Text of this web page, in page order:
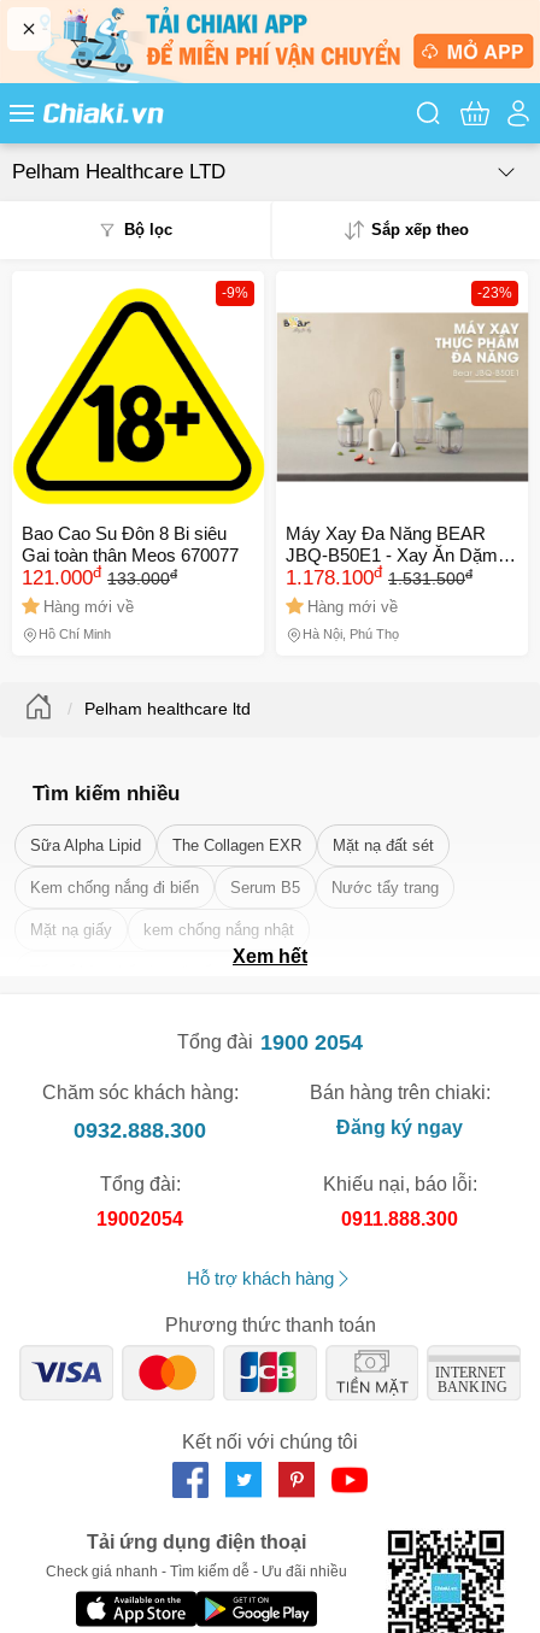
Tìm kiếm
Pelham Healthcare LTD
Bộ lọc Sắp xếp theo
Phổ biến
Giá từ thấp - cao
Giá từ cao - thấp
-9%
Bao Cao Su Đôn 8 Bi siêu
Gai toàn thân Meos 670077
121.000đ 133.000đ
Hàng mới về
Hồ Chí Minh
-23%
Máy Xay Đa Năng BEAR
JBQ-B50E1 - Xay Ăn Dặm,
Cháo, Tỏi Ớt, Đánh Trứng,
Inox 304, Công Suất 500W,
Tiện Lợi, Tháo Rời Dễ Vệ
Sinh
1.178.100đ 1.531.500đ
Hàng mới về
Hà Nội, Phú Thọ
Pelham healthcare ltd
Tìm kiếm nhiều
Sữa Alpha Lipid The Collagen EXR Mặt nạ đất sét
Kem chống nắng đi biển Serum B5 Nước tẩy trang
Mặt nạ giấy kem chống nắng nhật
Xem hết
Tổng đài 1900 2054
Chăm sóc khách hàng:
0932.888.300
Bán hàng trên chiaki:
Đăng ký ngay
Tổng đài:
19002054
Khiếu nại, báo lỗi:
0911.888.300
Hỗ trợ khách hàng
Phương thức thanh toán
Kết nối với chúng tôi
Tải ứng dụng điện thoại
Check giá nhanh - Tìm kiếm dễ - Ưu đãi nhiều